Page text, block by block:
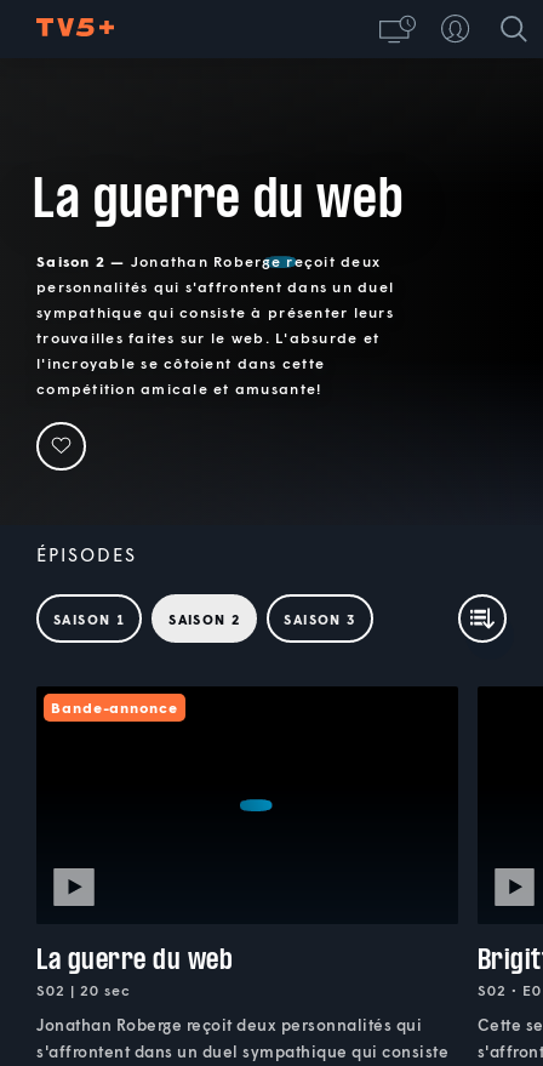
La guerre du web
Saison 2 — Jonathan Roberge reçoit deux
personnalités qui s'affrontent dans un duel
sympathique qui consiste à présenter leurs
trouvailles faites sur le web. L'absurde et
l'incroyable se côtoient dans cette
compétition amicale et amusante!
ÉPISODES
SAISON 1 SAISON 2 SAISON 3
Bande-annonce
La guerre du web
S02 | 20 sec
Jonathan Roberge reçoit deux personnalités qui
s'affrontent dans un duel sympathique qui consiste
S02 •
Cette